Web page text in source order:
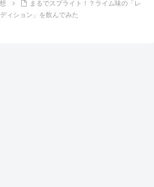
まるでスプライト！？ライム味の「レ
ィション」を飲んでみた